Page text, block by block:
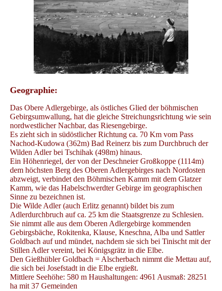
Geographie:
Das Obere Adlergebirge, als östliches Glied der böhmischen
Gebirgsumwallung, hat die gleiche Streichungsrichtung wie sein
nordwestlicher Nachbar, das Riesengebirge.
Es zieht sich in südöstlicher Richtung ca. 70 Km vom Pass
Nachod-Kudowa (362m) Bad Reinerz bis zum Durchbruch der
Wilden Adler bei Tschihak (498m) hinaus.
Ein Höhenriegel, der von der Deschneier Großkoppe (1114m)
dem höchsten Berg des Oberen Adlergebirges nach Nordosten
abzweigt, verbindet den Böhmischen Kamm mit dem Glatzer
Kamm, wie das Habelschwerdter Gebirge im geographischen
Sinne zu bezeichnen ist.
Die Wilde Adler (auch Erlitz genannt) bildet bis zum
Adlerdurchbruch auf ca. 25 km die Staatsgrenze zu Schlesien.
Sie nimmt alle aus dem Oberen Adlergebirge kommenden
Gebirgsbäche, Rokitenka, Klause, Kneschna, Alba und Sattler
Goldbach auf und mündet, nachdem sie sich bei Tinischt mit der
Stillen Adler vereint, bei Königsgrätz in die Elbe.
Den Gießhübler Goldbach = Alscherbach nimmt die Mettau auf,
die sich bei Josefstadt in die Elbe ergießt.
Mittlere Seehöhe: 580 m Haushaltungen: 4961 Ausmaß: 28251
ha mit 37 Gemeinden